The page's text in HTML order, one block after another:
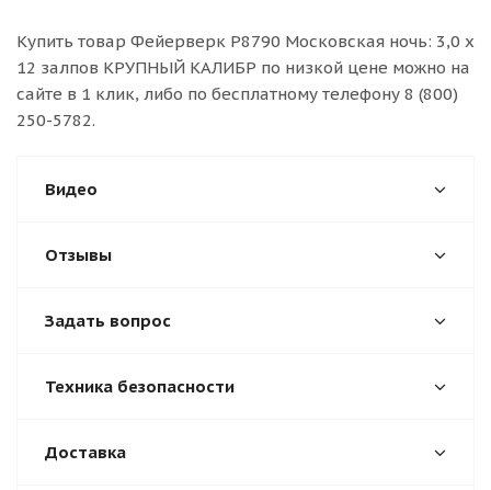
Купить товар Фейерверк Р8790 Московская ночь: 3,0 х
12 залпов КРУПНЫЙ КАЛИБР по низкой цене можно на
сайте в 1 клик, либо по бесплатному телефону 8 (800)
250-5782.
Видео
Отзывы
Задать вопрос
Техника безопасности
Доставка